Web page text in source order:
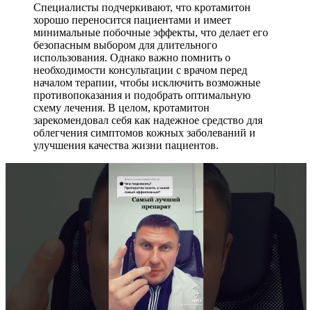
Специалисты подчеркивают, что кротамитон
хорошо переносится пациентами и имеет
минимальные побочные эффекты, что делает его
безопасным выбором для длительного
использования. Однако важно помнить о
необходимости консультации с врачом перед
началом терапии, чтобы исключить возможные
противопоказания и подобрать оптимальную
схему лечения. В целом, кротамитон
зарекомендовал себя как надежное средство для
облегчения симптомов кожных заболеваний и
улучшения качества жизни пациентов.